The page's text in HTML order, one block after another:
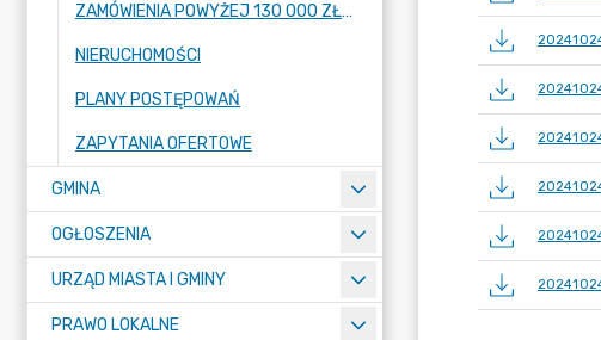
ZAMÓWIENIA POWYŻEJ 130 000 ZŁOTYCH
NIERUCHOMOŚCI
PLANY POSTĘPOWAŃ
ZAPYTANIA OFERTOWE
GMINA
OGŁOSZENIA
URZĄD MIASTA I GMINY
PRAWO LOKALNE